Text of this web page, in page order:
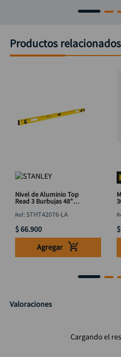
Productos relacionados
Nivel de Aluminio Top
Read 3 Burbujas 48"
1220mm
: STHT42076-LA
$66.900
Agregar
$
Valoraciones
Cargando el